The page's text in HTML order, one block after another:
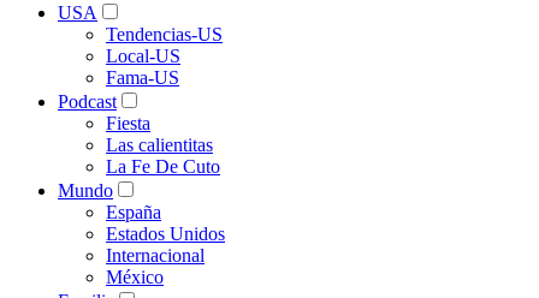
USA
Tendencias-US
Local-US
Fama-US
Podcast
Fiesta
Las calientitas
La Fe De Cuto
Mundo
España
Estados Unidos
Internacional
México